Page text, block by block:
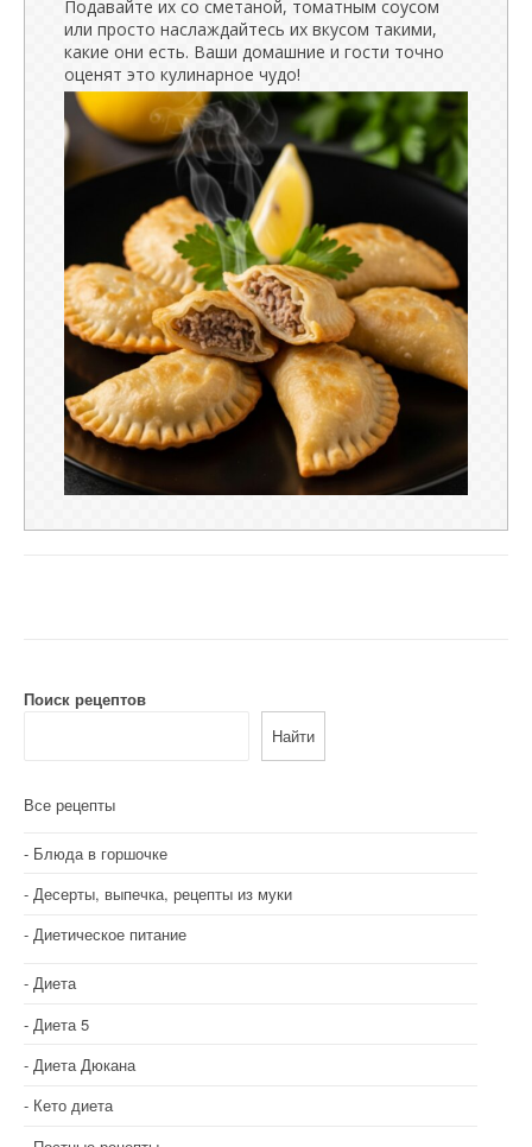
Подавайте их со сметаной, томатным соусом
или просто наслаждайтесь их вкусом такими,
какие они есть. Ваши домашние и гости точно
оценят это кулинарное чудо!
Поиск рецептов
Найти
Все рецепты
Блюда в горшочке
Десерты, выпечка, рецепты из муки
Диетическое питание
Диета
Диета 5
Диета Дюкана
Кето диета